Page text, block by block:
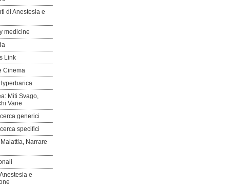
di Anestesia e
medicine
Link
Cinema
Miti Svago,
Varie
generici
specifici
Narrare
e